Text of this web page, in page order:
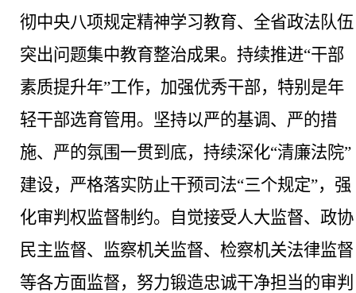
彻中央八项规定精神学习教育、全省政法队伍
突出问题集中教育整治成果。持续推进“干部
素质提升年”工作，加强优秀干部，特别是年
轻干部选育管用。坚持以严的基调、严的措
施、严的氛围一贯到底，持续深化“清廉法院”
建设，严格落实防止干预司法“三个规定”，强
化审判权监督制约。自觉接受人大监督、政协
民主监督、监察机关监督、检察机关法律监督
等各方面监督，努力锻造忠诚干净担当的审判